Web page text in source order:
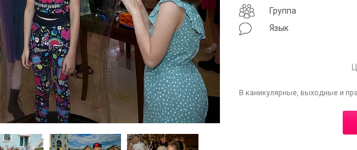
Группа
Язык
В каникулярные, выходные и